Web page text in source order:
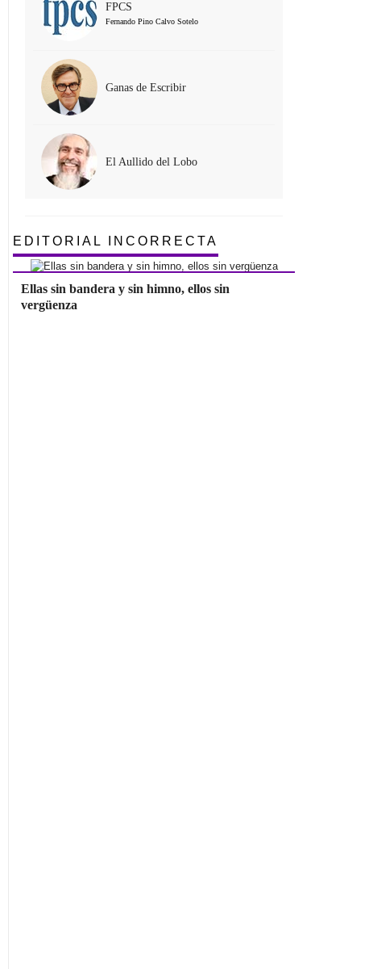
FPCS
Fernando Pino Calvo Sotelo
Ganas de Escribir
El Aullido del Lobo
EDITORIAL INCORRECTA
Ellas sin bandera y sin himno, ellos sin
vergüenza